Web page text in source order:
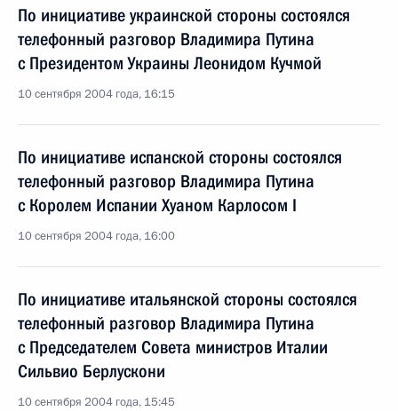
По инициативе украинской стороны состоялся
телефонный разговор Владимира Путина
с Президентом Украины Леонидом Кучмой
10 сентября 2004 года, 16:15
По инициативе испанской стороны состоялся
телефонный разговор Владимира Путина
с Королем Испании Хуаном Карлосом I
10 сентября 2004 года, 16:00
По инициативе итальянской стороны состоялся
телефонный разговор Владимира Путина
с Председателем Совета министров Италии
Сильвио Берлускони
10 сентября 2004 года, 15:45